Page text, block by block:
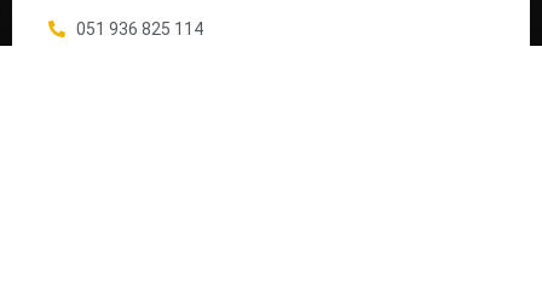
051 936 825 114